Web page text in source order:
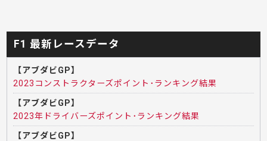
F1 最新レースデータ
【アブダビGP】
2023コンストラクターズポイント･ランキング結果
【アブダビGP】
2023年ドライバーズポイント･ランキング結果
【アブダビGP】